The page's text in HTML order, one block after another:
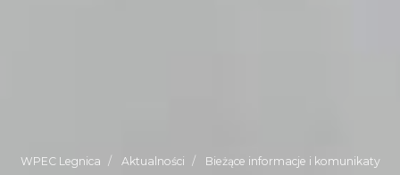
WPEC Legnica Aktualności Bieżące informacje i komunikaty